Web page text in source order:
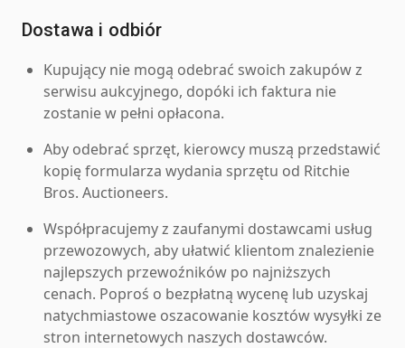
Dostawa i odbiór
Kupujący nie mogą odebrać swoich zakupów z
serwisu aukcyjnego, dopóki ich faktura nie
zostanie w pełni opłacona.
Aby odebrać sprzęt, kierowcy muszą przedstawić
kopię formularza wydania sprzętu od Ritchie
Bros. Auctioneers.
Współpracujemy z zaufanymi dostawcami usług
przewozowych, aby ułatwić klientom znalezienie
najlepszych przewoźników po najniższych
cenach. Poproś o bezpłatną wycenę lub uzyskaj
natychmiastowe oszacowanie kosztów wysyłki ze
stron internetowych naszych dostawców.